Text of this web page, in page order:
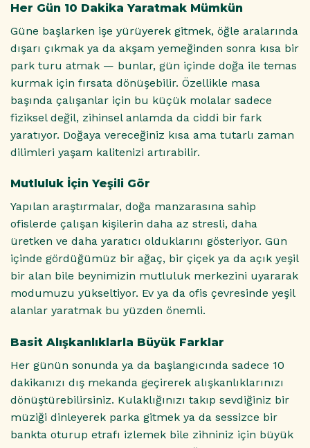
Her Gün 10 Dakika Yaratmak Mümkün
Güne başlarken işe yürüyerek gitmek, öğle aralarında
dışarı çıkmak ya da akşam yemeğinden sonra kısa bir
park turu atmak — bunlar, gün içinde doğa ile temas
kurmak için fırsata dönüşebilir. Özellikle masa
başında çalışanlar için bu küçük molalar sadece
fiziksel değil, zihinsel anlamda da ciddi bir fark
yaratıyor. Doğaya vereceğiniz kısa ama tutarlı zaman
dilimleri yaşam kalitenizi artırabilir.
Mutluluk İçin Yeşili Gör
Yapılan araştırmalar, doğa manzarasına sahip
ofislerde çalışan kişilerin daha az stresli, daha
üretken ve daha yaratıcı olduklarını gösteriyor. Gün
içinde gördüğümüz bir ağaç, bir çiçek ya da açık yeşil
bir alan bile beynimizin mutluluk merkezini uyararak
modumuzu yükseltiyor. Ev ya da ofis çevresinde yeşil
alanlar yaratmak bu yüzden önemli.
Basit Alışkanlıklarla Büyük Farklar
Her günün sonunda ya da başlangıcında sadece 10
dakikanızı dış mekanda geçirerek alışkanlıklarınızı
dönüştürebilirsiniz. Kulaklığınızı takıp sevdiğiniz bir
müziği dinleyerek parka gitmek ya da sessizce bir
bankta oturup etrafı izlemek bile zihniniz için büyük